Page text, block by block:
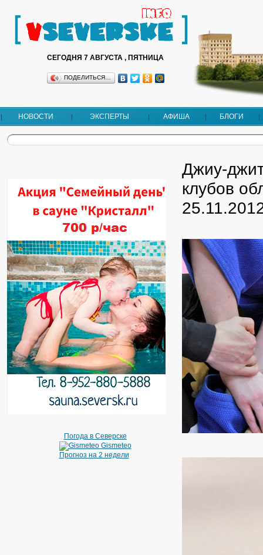
СЕГОДНЯ 7 АВГУСТА , ПЯТНИЦА
ПОДЕЛИТЬСЯ…
НОВОСТИ ЭКСПЕРТЫ АФИША БЛОГИ
Погода в Северске
Gismeteo
Прогноз на 2 недели
Джиу-
клубов